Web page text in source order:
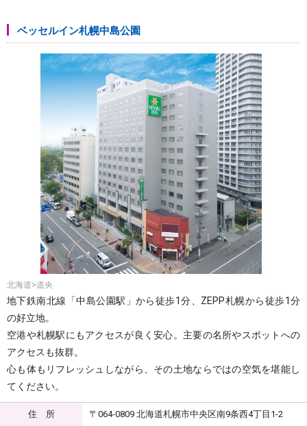
ベッセルイン札幌中島公園
北海道>道央
地下鉄南北線「中島公園駅」から徒歩1分、ZEPP札幌から徒歩1分
の好立地。
空港や札幌駅にもアクセスが良く安心。主要の名所やスポットへの
アクセスも抜群。
心も体もリフレッシュしながら、その土地ならではの空気を堪能し
てください。
住 所 〒064-0809 北海道札幌市中央区南9条西4丁目1-2